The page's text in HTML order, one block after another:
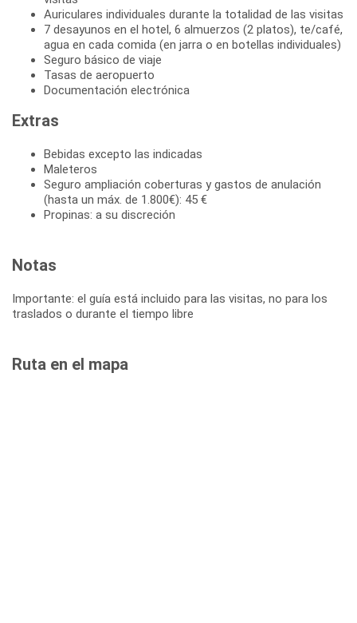
Auriculares individuales durante la totalidad de las visitas
7 desayunos en el hotel, 6 almuerzos (2 platos), te/café,
agua en cada comida (en jarra o en botellas individuales)
Seguro básico de viaje
Tasas de aeropuerto
Documentación electrónica
Extras
Bebidas excepto las indicadas
Maleteros
Seguro ampliación coberturas y gastos de anulación
(hasta un máx. de 1.800€): 45 €
Propinas: a su discreción
Notas
Importante: el guía está incluido para las visitas, no para los
traslados o durante el tiempo libre
Ruta en el mapa